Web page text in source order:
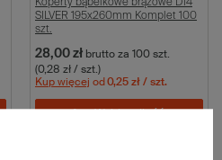
Koperty bąbelkowe brązowe D14
SILVER 195x260mm Komplet 100
szt.
28,00 zł brutto za 100 szt.
(0,28 zł / szt.)
Kup więcej od 0,25 zł / szt.
Wybierz ilość